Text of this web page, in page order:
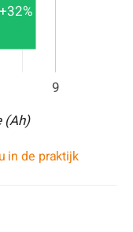
9
+32%
(Ah)
in de praktijk